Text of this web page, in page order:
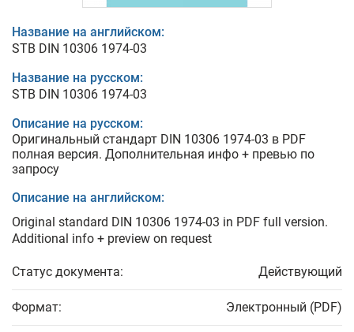
Название на английском:
STB DIN 10306 1974-03
Название на русском:
STB DIN 10306 1974-03
Описание на русском:
Оригинальный стандарт DIN 10306 1974-03 в PDF
полная версия. Дополнительная инфо + превью по
запросу
Описание на английском:
Original standard DIN 10306 1974-03 in PDF full version.
Additional info + preview on request
Статус документа: Действующий
Формат: Электронный (PDF)